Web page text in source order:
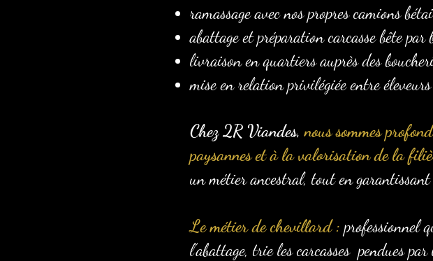
ramassage avec nos propres camions
abattage et préparation carcasse bête par
livraison en quartiers auprès des
mise en relation privilégiée entre
Chez 2R Viandes,nous sommes
paysannes et à la valorisation de la
un métier ancestral, tout en
Le métier de chevillard : professionnel
l’abattage, trie les carcasses pendues